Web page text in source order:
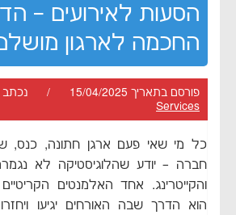
הסעות לאירועים –
החכמה לארגון
פורסם בתאריך 15/04/2025 / נכתב ע"י
Services
כל מי שאי פעם ארגן חתונה, כנס,
חברה – יודע שהלוגיסטיקה לא
והקייטרינג. אחד האלמנטים
הוא הדרך שבה האורחים יגיעו